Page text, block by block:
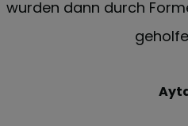
wurden dann durch